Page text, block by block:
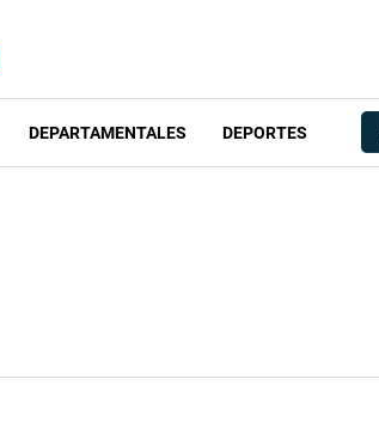
DEPARTAMENTALES DEPORTES